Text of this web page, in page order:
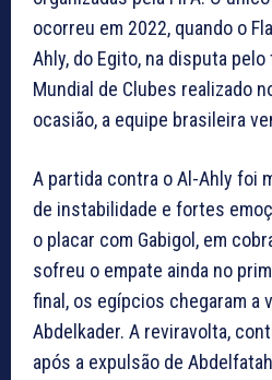
ocorreu em 2022, quando o
Ahly, do Egito, na disputa
Mundial de Clubes realizado
ocasião, a equipe brasileira
A partida contra o Al-Ahly foi
de instabilidade e fortes
o placar com Gabigol, em
sofreu o empate ainda no
final, os egípcios chegaram a
Abdelkader. A reviravolta,
após a expulsão de